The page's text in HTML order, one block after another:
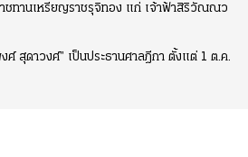
าชทานเหรียญราชรุจิทอง แก่ เจ้าฟ้าสิริวัณณว
ศ์ สุดาวงศ์” เป็นประธานศาลฎีกา ตั้งแต่ 1 ต.ค.